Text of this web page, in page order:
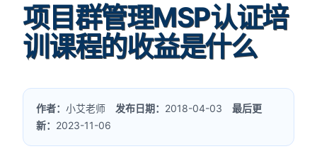
项目群管理MSP认证培
训课程的收益是什么
作者：小艾老师 发布日期： 2018-04-03最后更
新： 2023-11-06